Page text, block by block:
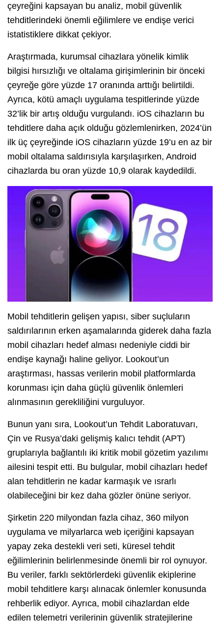
çeyreğini kapsayan bu analiz, mobil güvenlik
tehditlerindeki önemli eğilimlere ve endişe verici
istatistiklere dikkat çekiyor.
Araştırmada, kurumsal cihazlara yönelik kimlik
bilgisi hırsızlığı ve oltalama girişimlerinin bir önceki
çeyreğe göre yüzde 17 oranında arttığı belirtildi.
Ayrıca, kötü amaçlı uygulama tespitlerinde yüzde
32’lik bir artış olduğu vurgulandı. iOS cihazların bu
tehditlere daha açık olduğu gözlemlenirken, 2024’ün
ilk üç çeyreğinde iOS cihazların yüzde 19’u en az bir
mobil oltalama saldırısıyla karşılaşırken, Android
cihazlarda bu oran yüzde 10,9 olarak kaydedildi.
Mobil tehditlerin gelişen yapısı, siber suçluların
saldırılarının erken aşamalarında giderek daha fazla
mobil cihazları hedef alması nedeniyle ciddi bir
endişe kaynağı haline geliyor. Lookout’un
araştırması, hassas verilerin mobil platformlarda
korunması için daha güçlü güvenlik önlemleri
alınmasının gerekliliğini vurguluyor.
Bunun yanı sıra, Lookout’un Tehdit Laboratuvarı,
Çin ve Rusya’daki gelişmiş kalıcı tehdit (APT)
gruplarıyla bağlantılı iki kritik mobil gözetim yazılımı
ailesini tespit etti. Bu bulgular, mobil cihazları hedef
alan tehditlerin ne kadar karmaşık ve ısrarlı
olabileceğini bir kez daha gözler önüne seriyor.
Şirketin 220 milyondan fazla cihaz, 360 milyon
uygulama ve milyarlarca web içeriğini kapsayan
yapay zeka destekli veri seti, küresel tehdit
eğilimlerinin belirlenmesinde önemli bir rol oynuyor.
Bu veriler, farklı sektörlerdeki güvenlik ekiplerine
mobil tehditlere karşı alınacak önlemler konusunda
rehberlik ediyor. Ayrıca, mobil cihazlardan elde
edilen telemetri verilerinin güvenlik stratejilerine